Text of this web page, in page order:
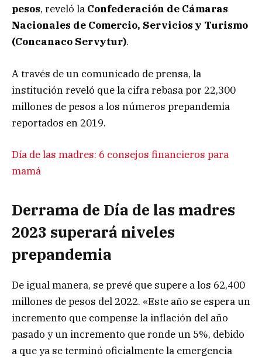
pesos, reveló la Confederación de Cámaras
Nacionales de Comercio, Servicios y Turismo
(Concanaco Servytur).
A través de un comunicado de prensa, la
institución reveló que la cifra rebasa por 22,300
millones de pesos a los números prepandemia
reportados en 2019.
Día de las madres: 6 consejos financieros para
mamá
Derrama de Día de las madres
2023 superará niveles
prepandemia
De igual manera, se prevé que supere a los 62,400
millones de pesos del 2022. «Este año se espera un
incremento que compense la inflación del año
pasado y un incremento que ronde un 5%, debido
a que ya se terminó oficialmente la emergencia